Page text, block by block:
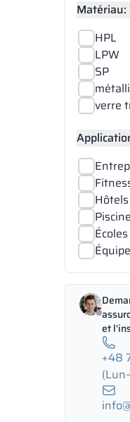
Matériau:
HPL
LPW
SP
verre
Hôtels
et
+48